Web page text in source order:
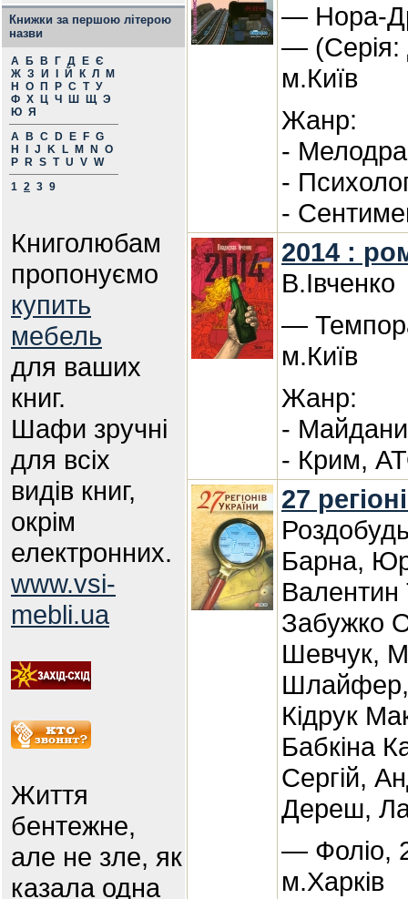
Книжки за першою літерою
назви
А Б В Г Д Е Є
Ж З И Й К Л
М
Н
О П Р С Т У
Ф Х Ц Ч Ш Щ Э
Ю Я
A
B C D E F G
H
J K L M N
O
P
R S T U V W
1 2 3 9
Книголюбам
пропонуємо
купить
мебель
для ваших
книг.
Шафи зручні
для всіх
видів книг,
окрім
електронних.
www.vsi-
mebli.ua
Життя
бентежне,
але не зле, як
казала одна
— Нора-
—
м.Київ
Жанр:
-
-
-
2014 :
В.Івченко
—
м.Київ
Жанр:
- Майдани
- Крим,
27
Барна,
Валентин
Забужко
Шевчук,
Шлайфер,
Кідрук
Бабкіна
Сергій,
Дереш,
— Фоліо,
м.Харків